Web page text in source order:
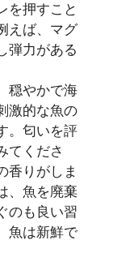
を押すこと
えば、マグ
弾力がある
穏やかで海
激的な魚の
。匂いを評
てくださ
香りがしま
、魚を廃棄
のも良い習
魚は新鮮で